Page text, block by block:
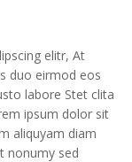
elitr, At
duo eirmod eos
labore Stet clita
ipsum dolor sit
aliquyam diam
nonumy sed